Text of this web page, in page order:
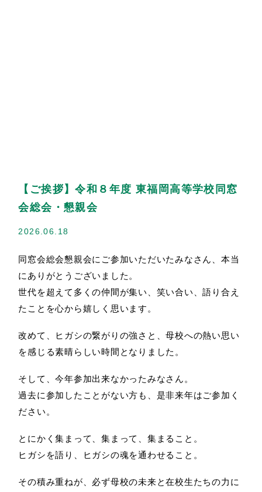
沿革
寄付受付
採用情報
お問合せ
【ご挨拶】令和８年度 東福岡高等学校同窓
会総会・懇親会
2026.06.18
同窓会総会懇親会にご参加いただいたみなさん、本当
にありがとうございました。
世代を超えて多くの仲間が集い、笑い合い、語り合え
たことを心から嬉しく思います。
改めて、ヒガシの繋がりの強さと、母校への熱い思い
を感じる素晴らしい時間となりました。
そして、今年参加出来なかったみなさん。
過去に参加したことがない方も、是非来年はご参加く
ださい。
とにかく集まって、集まって、集まること。
ヒガシを語り、ヒガシの魂を通わせること。
その積み重ねが、必ず母校の未来と在校生たちの力に